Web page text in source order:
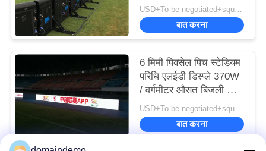
USD+To be negotiated+square meter MOQ:1 वर्ग मीटर
बात करना
6 मिमी पिक्सेल पिच स्टेडियम
परिधि एलईडी डिस्प्ले 370W
/ वर्गमीटर औसत बिजली की
खपत
USD+To be negotiated+square meter MOQ:1 वर्ग मीटर
बात करना